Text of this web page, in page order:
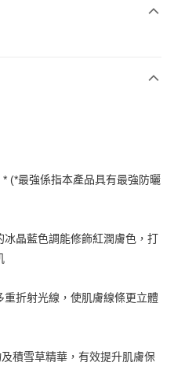
付款」的支付方式。 讓您購物簡單
需儲值。
。
(*最強係指本產品具有最強防曬
晶藍色調能修飾紅潤膚色，打
折射光線，使肌膚線條更立體
積雪草精華，有效提升肌膚保